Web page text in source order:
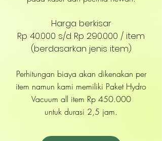
Harga berkisar
Rp 40.000 s/d Rp 290.000 / item
(berdasarkan jenis item)
Perhitungan biaya akan dikenakan per
item namun kami memiliki Paket Hydro
Vacuum all item Rp 450.000
untuk durasi 2,5 jam.